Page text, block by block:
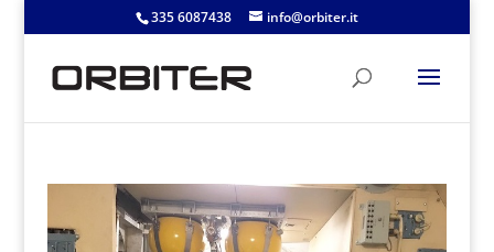
335 6087438 info@orbiter.it